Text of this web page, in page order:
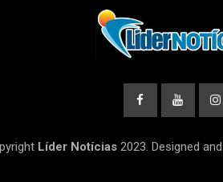
Líder Notícias2023. Designed